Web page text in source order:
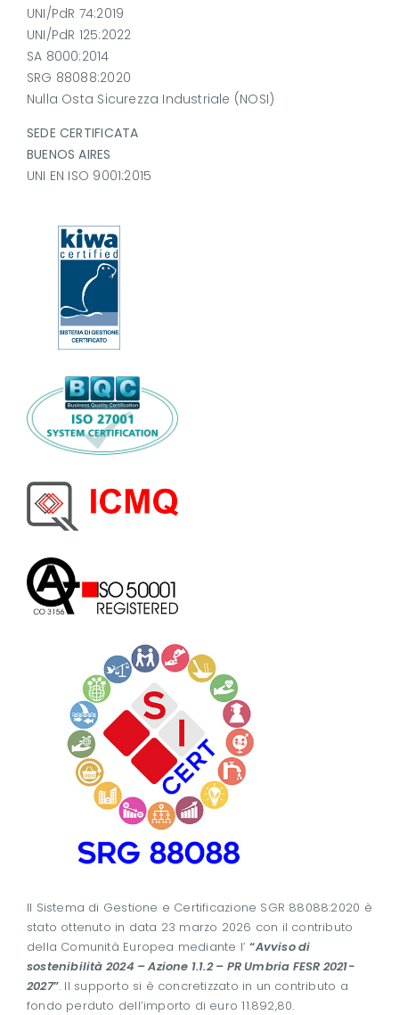
UNI/PdR 74:2019
UNI/PdR 125:2022
SA 8000:2014
SRG 88088:2020
Nulla Osta Sicurezza Industriale (NOSI)
SEDE CERTIFICATA
BUENOS AIRES
UNI EN ISO 9001:2015
Il Sistema di Gestione e Certificazione SGR 88088:2020 è
stato ottenuto in data 23 marzo 2026 con il contributo
della Comunità Europea mediante l’“Avviso di
sostenibilità 2024 – Azione 1.1.2 – PR Umbria FESR 2021-
2027”. Il supporto si è concretizzato in un contributo a
fondo perduto dell’importo di euro 11.892,80.